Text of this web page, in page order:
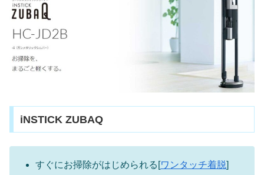
iNSTICK ZUBAQ
すぐにお掃除がはじめられる[ワンタッチ着脱]